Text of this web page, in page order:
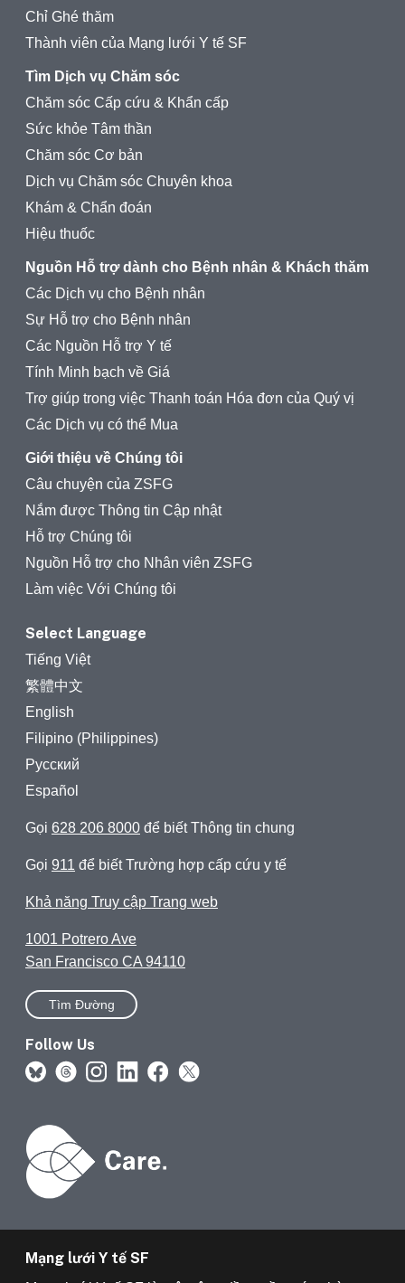
Chỉ Ghé thăm
Thành viên của Mạng lưới Y tế SF
Tìm Dịch vụ Chăm sóc
Chăm sóc Cấp cứu & Khẩn cấp
Sức khỏe Tâm thần
Chăm sóc Cơ bản
Dịch vụ Chăm sóc Chuyên khoa
Khám & Chẩn đoán
Hiệu thuốc
Nguồn Hỗ trợ dành cho Bệnh nhân & Khách thăm
Các Dịch vụ cho Bệnh nhân
Sự Hỗ trợ cho Bệnh nhân
Các Nguồn Hỗ trợ Y tế
Tính Minh bạch về Giá
Trợ giúp trong việc Thanh toán Hóa đơn của Quý vị
Các Dịch vụ có thể Mua
Giới thiệu về Chúng tôi
Câu chuyện của ZSFG
Nắm được Thông tin Cập nhật
Hỗ trợ Chúng tôi
Nguồn Hỗ trợ cho Nhân viên ZSFG
Làm việc Với Chúng tôi
Select Language
Tiếng Việt
繁體中文
English
Filipino (Philippines)
Русский
Español
Gọi 628 206 8000 để biết Thông tin chung
Gọi 911 để biết Trường hợp cấp cứu y tế
Khả năng Truy cập Trang web
1001 Potrero Ave
San Francisco CA 94110
Tìm Đường
Follow Us
Mạng lưới Y tế SF